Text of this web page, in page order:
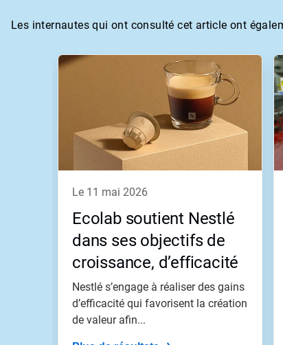
Les internautes qui ont consulté cet article ont
Ceci
est
boutons
suivante
précédente
passez
diapo
le 11 mai 2026
Ecolab soutient Nestlé
dans ses objectifs de
croissance, d’efficacité
et d’impact
Nestlé s’engage à réaliser des gains
d’efficacité qui favorisent la création
de valeur afin...